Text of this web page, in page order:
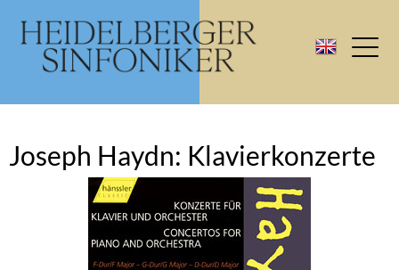
Joseph Haydn: Klavierkonzerte